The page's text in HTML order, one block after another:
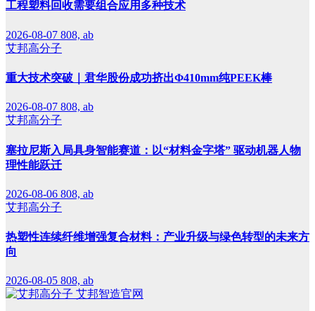
工程塑料回收需要组合应用多种技术
2026-08-07 808, ab
艾邦高分子
重大技术突破｜君华股份成功挤出Φ410mm纯PEEK棒
2026-08-07 808, ab
艾邦高分子
塞拉尼斯入局具身智能赛道：以“材料金字塔” 驱动机器人物
理性能跃迁
2026-08-06 808, ab
艾邦高分子
热塑性连续纤维增强复合材料：产业升级与绿色转型的未来方
向
2026-08-05 808, ab